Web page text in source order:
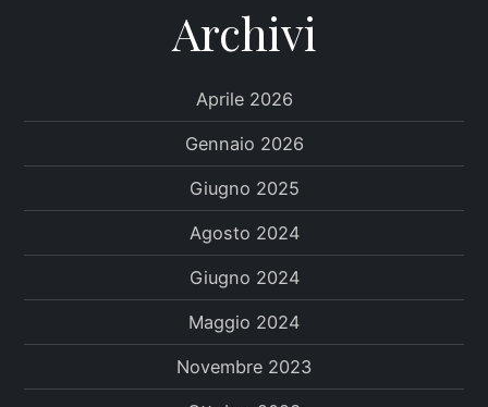
Archivi
Aprile 2026
Gennaio 2026
Giugno 2025
Agosto 2024
Giugno 2024
Maggio 2024
Novembre 2023